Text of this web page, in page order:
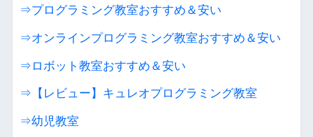
⇒プログラミング教室おすすめ＆安い
⇒オンラインプログラミング教室おすすめ＆安い
⇒ロボット教室おすすめ＆安い
⇒【レビュー】キュレオプログラミング教室
⇒幼児教室